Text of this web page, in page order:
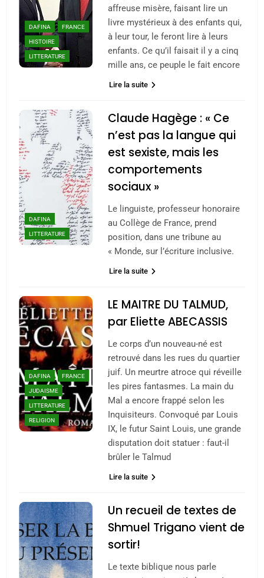
DAFINA
FRANCE
HISTOIRE
LITTERATURE
affreuse misère, faisant lire un
livre mystérieux à des enfants qui,
à leur tour, le feront lire à leurs
enfants. Ce qu’il faisait il y a cinq
mille ans, ce peuple le fait encore
Lire la suite
DAFINA
LITTERATURE
Claude Hagège : « Ce
n’est pas la langue qui
est sexiste, mais les
comportements
sociaux »
Le linguiste, professeur honoraire
au Collège de France, prend
position, dans une tribune au
« Monde, sur l’écriture inclusive.
Lire la suite
DAFINA
FRANCE
JUDAISME
LITTERATURE
RELIGION
LE MAITRE DU TALMUD,
par Eliette ABECASSIS
Le corps d’un nouveau-né est
retrouvé dans les rues du quartier
juif. Un meurtre atroce qui réveille
les pires fantasmes. La main du
Mal a encore frappé selon les
Inquisiteurs. Convoqué par Louis
IX, le futur Saint Louis, une grande
disputation doit statuer : faut-il
brûler le Talmud
Lire la suite
Un recueil de textes de
Shmuel Trigano vient de
sortir!
Le texte biblique nous parle